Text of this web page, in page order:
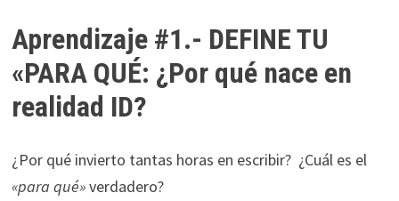
Aprendizaje #1.- DEFINE TU
«PARA QUÉ: ¿Por qué nace en
realidad ID?
¿Por qué invierto tantas horas en escribir? ¿Cuál es el
«para qué»verdadero?
rechaza estas
cookies,
algunas
funcionalidades
de la web.